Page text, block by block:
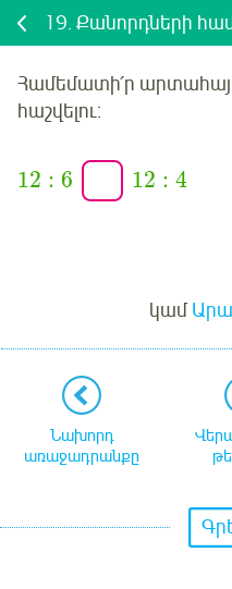
19. Քանորդների
Համեմատի՛ր
հաշվելու:
12 : 6 12 : 4
կամ
Նախորդ
առաջադրանքը